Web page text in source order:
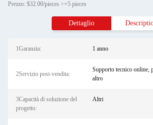
Prezzo: $32.00/pieces >=5 pieces
Dettaglio
1Garanzia: 1 anno
2Servizio post-vendita:
Supporto tecnico online,
altro
3Capacità di soluzione del
progetto:
Altri